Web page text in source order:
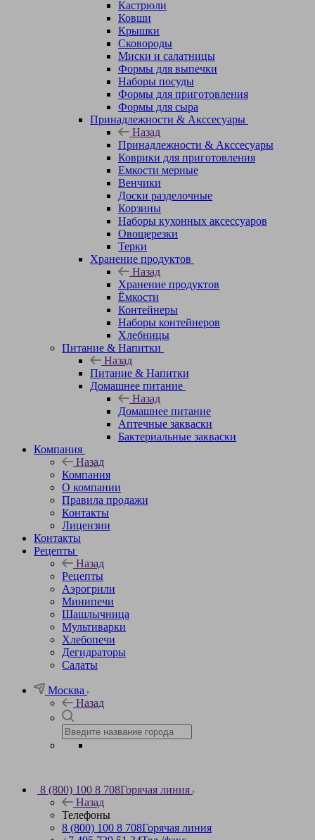
Кастрюли
Ковши
Крышки
Сковороды
Миски и салатницы
Формы для выпечки
Наборы посуды
Формы для приготовления
Формы для сыра
Принадлежности & Акссесуары
Назад
Принадлежности & Акссесуары
Коврики для приготовления
Емкости мерные
Венчики
Доски разделочные
Корзины
Наборы кухонных аксессуаров
Овощерезки
Терки
Хранение продуктов
Назад
Хранение продуктов
Ёмкости
Контейнеры
Наборы контейнеров
Хлебницы
Питание & Напитки
Назад
Питание & Напитки
Домашнее питание
Назад
Домашнее питание
Аптечные закваски
Бактериальные закваски
Компания
Назад
Компания
О компании
Правила продажи
Контакты
Лицензии
Контакты
Рецепты
Назад
Рецепты
Аэрогрили
Минипечи
Шашлычница
Мультиварки
Хлебопечи
Дегидраторы
Салаты
Москва
Назад
8 (800) 100 8 708Горячая линия
Назад
Телефоны
8 (800) 100 8 708Горячая линия